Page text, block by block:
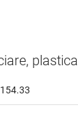
plastica